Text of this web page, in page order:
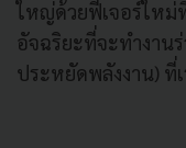
ใหญ่ด้วยฟีเจอร์ใหม่
อัจฉริยะที่จะทำงาน
ประหยัดพลังงาน) ที่